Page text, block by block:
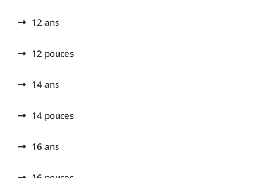
12 ans
12 pouces
14 ans
14 pouces
16 ans